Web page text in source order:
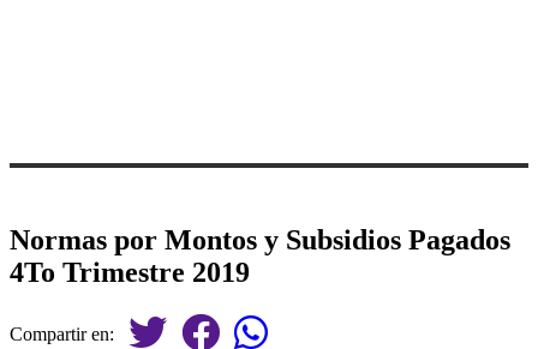
Normas por Montos y Subsidios Pagados
4To Trimestre 2019
Compartir en: